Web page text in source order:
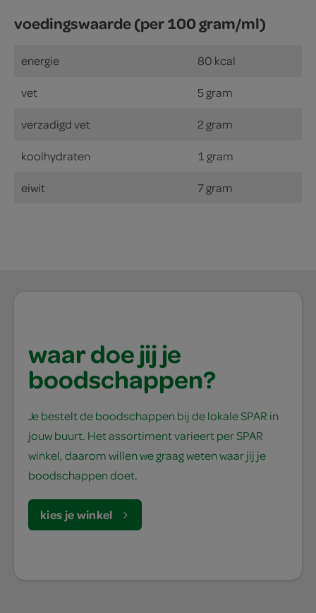
voedingswaarde (per 100 gram/ml)
energie 80 kcal
vet 5 gram
verzadigd vet 2 gram
koolhydraten 1 gram
eiwit 7 gram
waar doe jij je
boodschappen?
Je bestelt de boodschappen bij de lokale SPAR in
jouw buurt. Het assortiment varieert per SPAR
winkel, daarom willen we graag weten waar jij je
boodschappen doet.
kies je winkel